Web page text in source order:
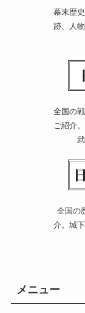
幕末歴
跡、人
全国の
ご紹介
全国の
介。城
メニュー